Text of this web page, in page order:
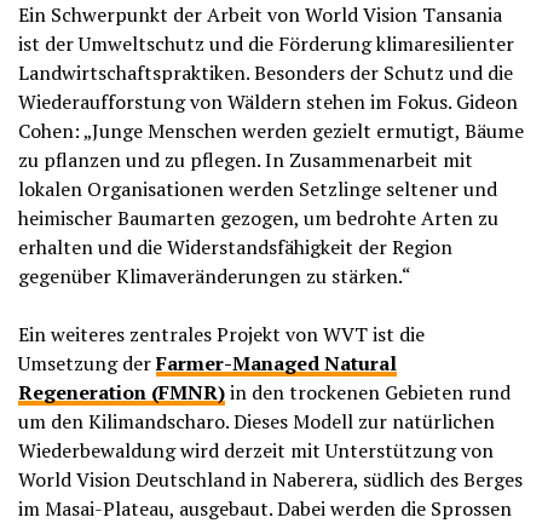
Ein Schwerpunkt der Arbeit von World Vision Tansania
ist der Umweltschutz und die Förderung klimaresilienter
Landwirtschaftspraktiken. Besonders der Schutz und die
Wiederaufforstung von Wäldern stehen im Fokus. Gideon
Cohen: „Junge Menschen werden gezielt ermutigt, Bäume
zu pflanzen und zu pflegen. In Zusammenarbeit mit
lokalen Organisationen werden Setzlinge seltener und
heimischer Baumarten gezogen, um bedrohte Arten zu
erhalten und die Widerstandsfähigkeit der Region
gegenüber Klimaveränderungen zu stärken.“
Ein weiteres zentrales Projekt von WVT ist die
Umsetzung derFarmer-Managed Natural
Regeneration (FMNR)in den trockenen Gebieten rund
um den Kilimandscharo. Dieses Modell zur natürlichen
Wiederbewaldung wird derzeit mit Unterstützung von
World Vision Deutschland in Naberera, südlich des Berges
im Masai-Plateau, ausgebaut. Dabei werden die Sprossen